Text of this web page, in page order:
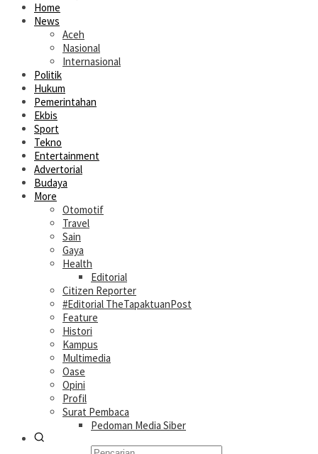
Home
News
Aceh
Nasional
Internasional
Politik
Hukum
Pemerintahan
Ekbis
Sport
Tekno
Entertainment
Advertorial
Budaya
More
Otomotif
Travel
Sain
Gaya
Health
Editorial
Citizen Reporter
#Editorial TheTapaktuanPost
Feature
Histori
Kampus
Multimedia
Oase
Opini
Profil
Surat Pembaca
Pedoman Media Siber